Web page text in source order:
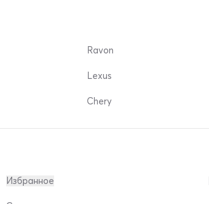
Ravon
Lexus
Chery
Избранное